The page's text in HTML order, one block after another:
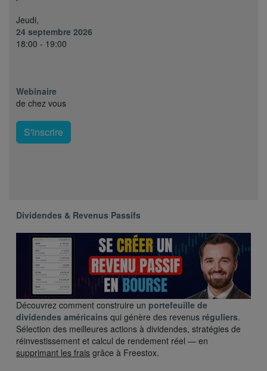
Jeudi,
24 septembre 2026
18:00 - 19:00
Webinaire
de chez vous
S'inscrire
Dividendes & Revenus Passifs
Découvrez comment construire un portefeuille de
dividendes américains qui génère des revenus réguliers.
Sélection des meilleures actions à dividendes, stratégies de
réinvestissement et calcul de rendement réel — en
supprimant les frais grâce à Freestox.